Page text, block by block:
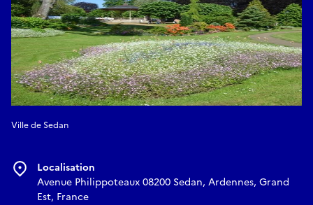
Ville de Sedan
Localisation
Avenue Philippoteaux 08200 Sedan, Ardennes, Grand
Est, France